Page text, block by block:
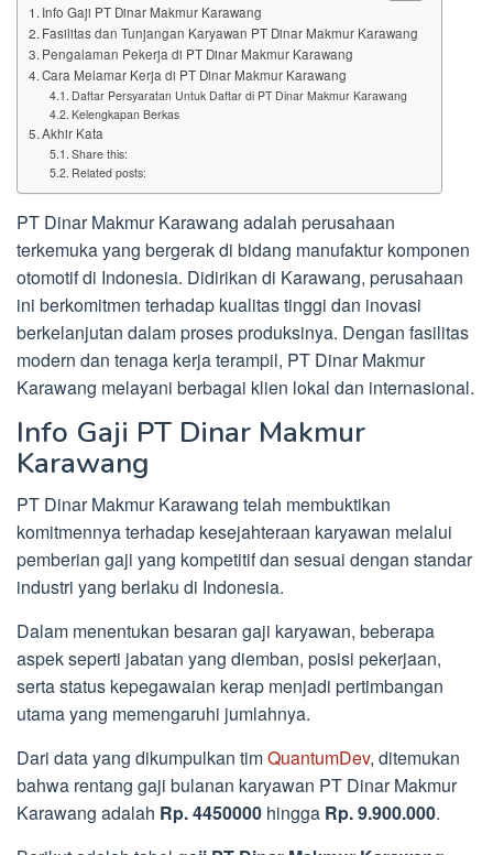
Info Gaji PT Dinar Makmur Karawang
Fasilitas dan Tunjangan Karyawan PT Dinar Makmur Karawang
Pengalaman Pekerja di PT Dinar Makmur Karawang
Cara Melamar Kerja di PT Dinar Makmur Karawang
Daftar Persyaratan Untuk Daftar di PT Dinar Makmur Karawang
Kelengkapan Berkas
Akhir Kata
Share this:
Related posts:
PT Dinar Makmur Karawang adalah perusahaan
terkemuka yang bergerak di bidang manufaktur komponen
otomotif di Indonesia. Didirikan di Karawang, perusahaan
ini berkomitmen terhadap kualitas tinggi dan inovasi
berkelanjutan dalam proses produksinya. Dengan fasilitas
modern dan tenaga kerja terampil, PT Dinar Makmur
Karawang melayani berbagai klien lokal dan internasional.
Info Gaji PT Dinar Makmur
Karawang
PT Dinar Makmur Karawang telah membuktikan
komitmennya terhadap kesejahteraan karyawan melalui
pemberian gaji yang kompetitif dan sesuai dengan standar
industri yang berlaku di Indonesia.
Dalam menentukan besaran gaji karyawan, beberapa
aspek seperti jabatan yang diemban, posisi pekerjaan,
serta status kepegawaian kerap menjadi pertimbangan
utama yang memengaruhi jumlahnya.
Dari data yang dikumpulkan timQuantumDev, ditemukan
bahwa rentang gaji bulanan karyawan PT Dinar Makmur
Karawang adalah Rp. 4450000 hingga Rp. 9.900.000.